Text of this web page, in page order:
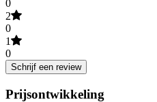
0
2
0
1
0
Schrijf een review
Prijsontwikkeling